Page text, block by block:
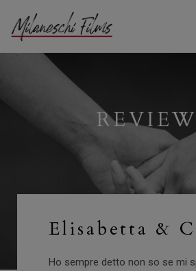
Elisabetta &
Ho sempre detto non so se mi